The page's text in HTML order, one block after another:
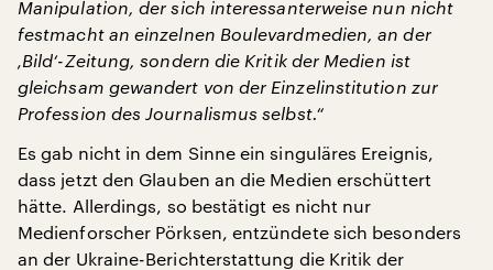
Manipulation, der sich interessanterweise nun nicht
festmacht an einzelnen Boulevardmedien, an der
‚Bild‘-Zeitung, sondern die Kritik der Medien ist
gleichsam gewandert von der Einzelinstitution zur
Profession des Journalismus selbst.“
Es gab nicht in dem Sinne ein singuläres Ereignis,
dass jetzt den Glauben an die Medien erschüttert
hätte. Allerdings, so bestätigt es nicht nur
Medienforscher Pörksen, entzündete sich besonders
an der Ukraine-Berichterstattung die Kritik der